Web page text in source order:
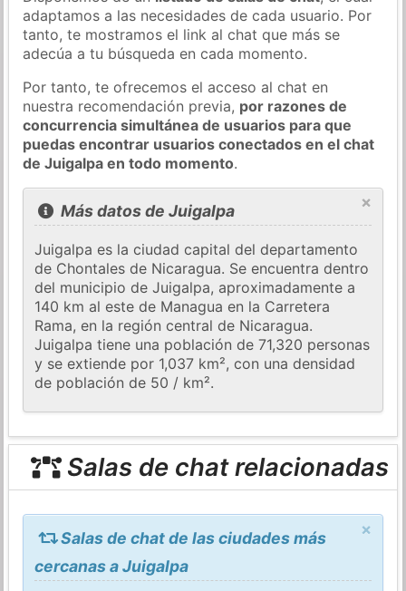
adaptamos a las necesidades de cada usuario. Por
tanto, te mostramos el link al chat que más se
adecúa a tu búsqueda en cada momento.
Por tanto, te ofrecemos el acceso al chat en
nuestra recomendación previa, por razones de
concurrencia simultánea de usuarios para que
puedas encontrar usuarios conectados en el chat
de Juigalpa en todo momento.
×
Más datos de Juigalpa
Juigalpa es la ciudad capital del departamento
de Chontales de Nicaragua. Se encuentra dentro
del municipio de Juigalpa, aproximadamente a
140 km al este de Managua en la Carretera
Rama, en la región central de Nicaragua.
Juigalpa tiene una población de 71,320 personas
y se extiende por 1,037 km², con una densidad
de población de 50 / km².
Salas de chat relacionadas
×
Salas de chat de las ciudades más
cercanas a Juigalpa